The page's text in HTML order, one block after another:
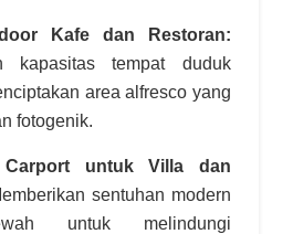
Kafe dan Restoran:
kapasitas tempat duduk
area alfresco yang
fotogenik.
Carport untuk Villa dan
sentuhan modern
untuk melindungi